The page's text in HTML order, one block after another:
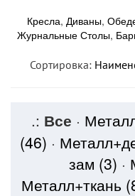
Кресла, Диваны,
Журнальные Столы,
Сортировка:
.: Все ·
(46) ·
зам (3) ·
Металл+ткань